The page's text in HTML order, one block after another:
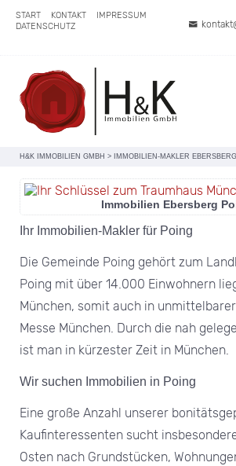
START KONTAKT
IMPRESSUM
DATENSCHUTZ
H&K IMMOBILIEN GMBH > IMMOBILIEN-MAKLER
Immobilien Ebersberg
Ihr Immobilien-Makler für Poing
Die Gemeinde Poing gehört zum
Poing mit über 14.000 Einwohnern
München, somit auch in
Messe München. Durch die nah
ist man in kürzester Zeit in München.
Wir suchen Immobilien in Poing
Eine große Anzahl unserer
Kaufinteressenten sucht
Osten nach Grundstücken,